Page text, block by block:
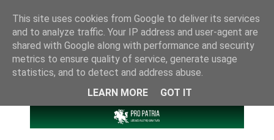
This site uses cookies from Google to deliver its services
and to analyze traffic. Your IP address and user-agent are
shared with Google along with performance and security
metrics to ensure quality of service, generate usage
statistics, and to detect and address abuse.
LEARN MORE
GOT IT